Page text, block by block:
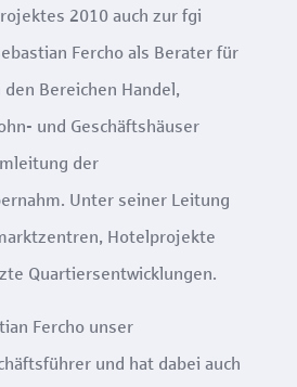
2010 auch zur fgi
Fercho als Berater für
Bereichen Handel,
und Geschäftshäuser
der
Unter seiner Leitung
Hotelprojekte
Quartiersentwicklungen.
Fercho unser
und hat dabei auch